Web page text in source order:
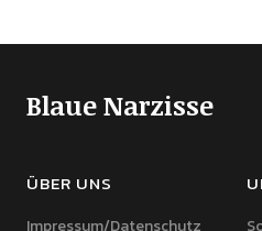
Blaue Narzisse
ÜBER UNS
Impressum/Datenschutz